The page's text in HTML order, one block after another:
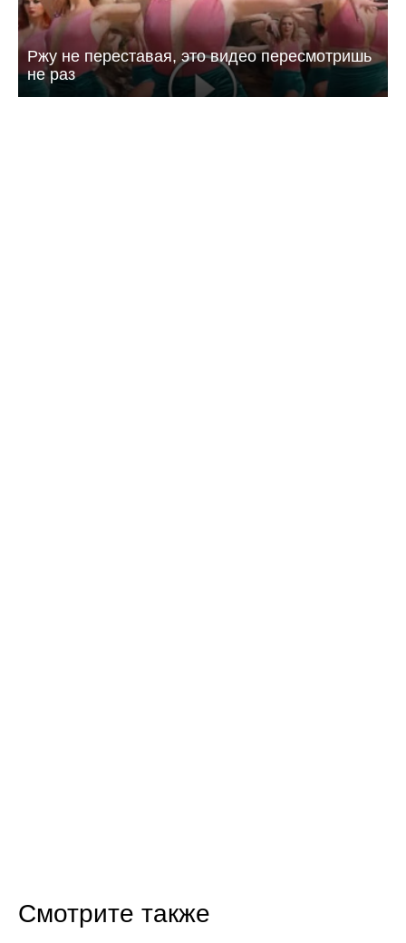
Ржу не переставая, это видео пересмотришь
не раз
Смотрите также